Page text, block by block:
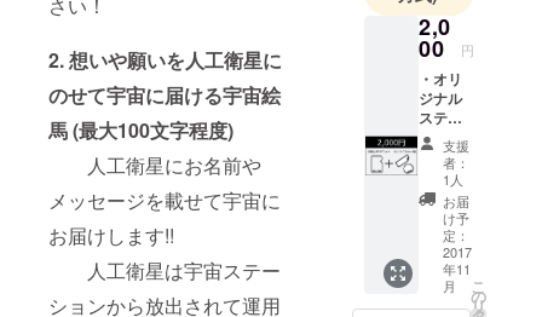
2. 想いや願いを人工衛星に
のせて宇宙に届ける宇宙絵
馬 (最大100文字程度)
人工衛星にお名前や
メッセージを載せて宇宙に
お届けします!!
人工衛星は宇宙ステー
ションから放出されて運用
2,0
00 円
・オリ
ジナル
ステッ
カーx2
・回路
仕様ク
リア
ファイ
ル ・ド
リーム
サテラ
イトプ
ロジェ
支援
者：
1人
お届
け予
定：
2017
年11
月
こ
の
リ